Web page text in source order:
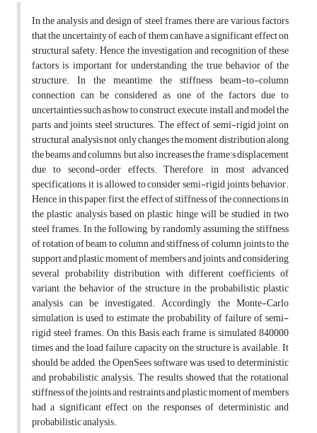
In the analysis and design of steel frames, there are various factors
that the uncertainty of each of them can have a significant effect on
structural safety. Hence, the investigation and recognition of these
factors is important for understanding the true behavior of the
structure. In the meantime, the stiffness beam-to-column
connection can be considered as one of the factors due to
uncertainties such as how to construct, execute, install and model the
parts and joints steel structures. The effect of semi-rigid joint on
structural analysis not only changes the moment distribution along
the beams and columns, but also increases the frame's displacement
due to second-order effects. Therefore, in most advanced
specifications, it is allowed to consider semi-rigid joints behavior.
Hence, in this paper, first, the effect of stiffness of the connections in
the plastic analysis based on plastic hinge will be studied in two
steel frames. In the following, by randomly assuming the stiffness
of rotation of beam to column and stiffness of column joints to the
support and plastic moment of members and joints, and considering
several probability distribution with different coefficients of
variant, the behavior of the structure in the probabilistic plastic
analysis can be investigated. Accordingly, the Monte-Carlo
simulation is used to estimate the probability of failure of semi-
rigid steel frames. On this Basis, each frame is simulated 840000
times and the load failure capacity on the structure is available. It
should be added, the OpenSees software was used to deterministic
and probabilistic analysis. The results showed that the rotational
stiffness of the joints and restraints and plastic moment of members
had a significant effect on the responses of deterministic and
probabilistic analysis.